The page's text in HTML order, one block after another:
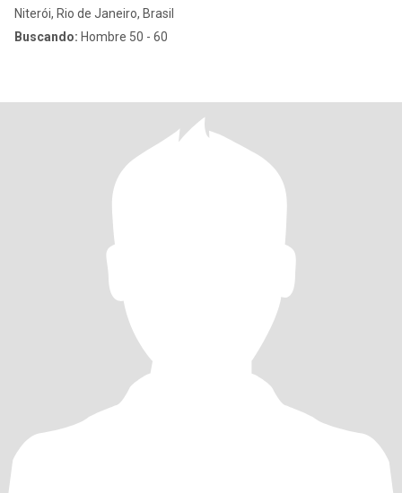
Niterói, Rio de Janeiro, Brasil
Buscando: Hombre 50 - 60